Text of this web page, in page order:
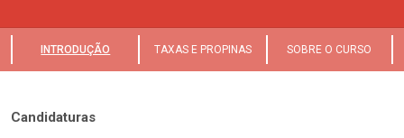
INTRODUÇÃO TAXAS E PROPINAS SOBRE O CURSO
Candidaturas